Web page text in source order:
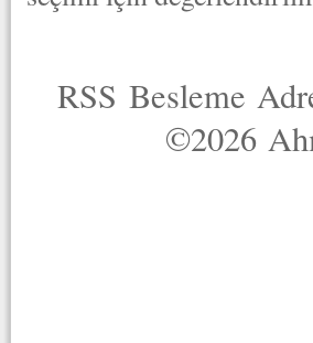
RSS Besleme
©2026